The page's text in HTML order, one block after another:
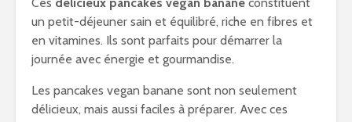
un petit-déjeuner sain et équilibré, riche en fibres et
en vitamines. Ils sont parfaits pour démarrer la
journée avec énergie et gourmandise.
Les pancakes vegan banane sont non seulement
délicieux, mais aussi faciles à préparer. Avec ces